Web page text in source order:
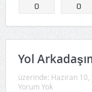
0 0
Yol
üzerinde: Haziran 10,
Yorum Yok